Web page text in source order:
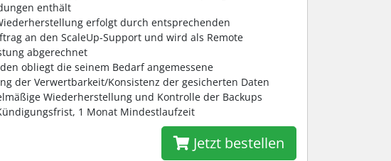
enthält
erfolgt durch entsprechenden
an den ScaleUp-Support und wird als Remote
abgerechnet
obliegt die seinem Bedarf angemessene
der Verwertbarkeit/Konsistenz der gesicherten Daten
Wiederherstellung und Kontrolle der Backups
1 Monat Mindestlaufzeit
Jetzt bestellen